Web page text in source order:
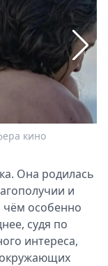
кино
Она родилась
и
особенно
судя по
интереса,